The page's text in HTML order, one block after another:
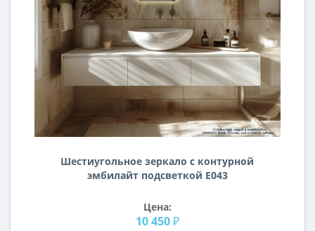
Шестиугольное зеркало с контурной
эмбилайт подсветкой E043
Цена:
10 450 ₽